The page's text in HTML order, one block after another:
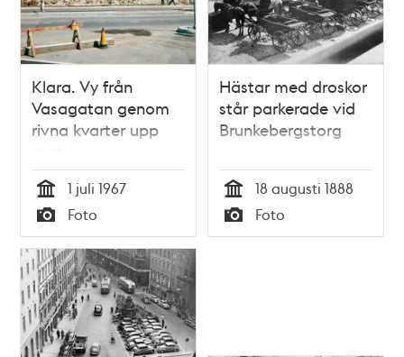
Klara. Vy från
Vasagatan genom
rivna kvarter upp
Brunkebergstorg.
Kv.Uggleborg
närmast t.v. och kv.
Sköldpaddan
närmast t.h
Tid
1 juli 1967
Typ
Foto
Hästar med droskor
står parkerade vid
Brunkebergstorg
Tid
18 augusti 1888
Typ
Foto